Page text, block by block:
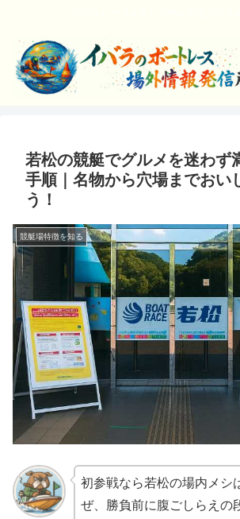
若松の競艇でグルメを迷わず
手順｜名物から穴場までおい
う！
競艇場特徴を知る
初参戦なら若松の場内メシ
ぜ、勝負前に腹ごしらえの